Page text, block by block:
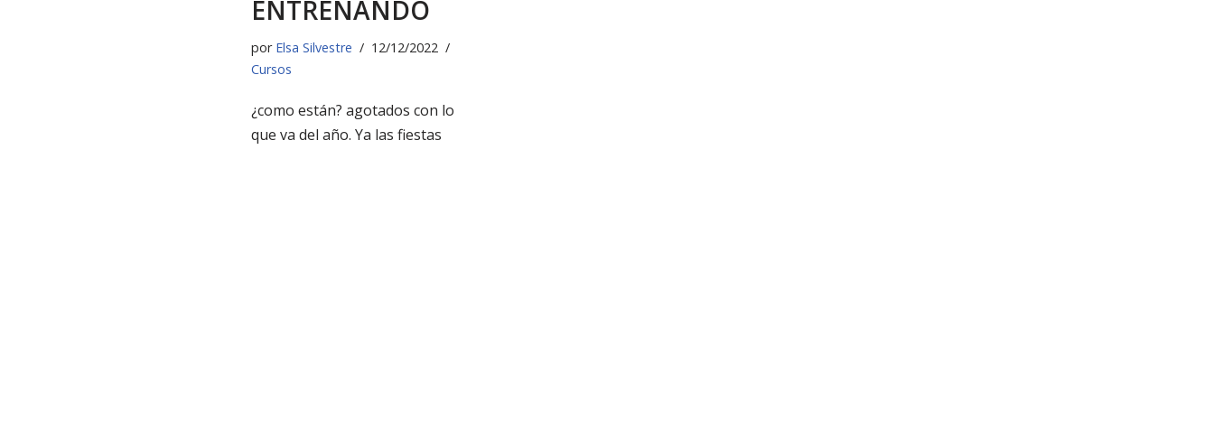
ENTRENANDO
por Elsa Silvestre
12/12/2022
Cursos
¿como están? agotados con lo
que va del año. Ya las fiestas